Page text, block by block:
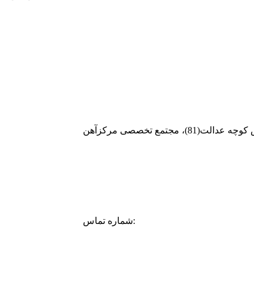
تخصصی مرکزآهن
شماره تماس: